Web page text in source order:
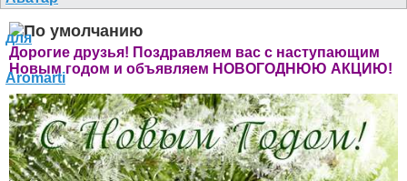
Дорогие друзья! Поздравляем вас с наступающим
Новым годом и объявляем НОВОГОДНЮЮ АКЦИЮ!